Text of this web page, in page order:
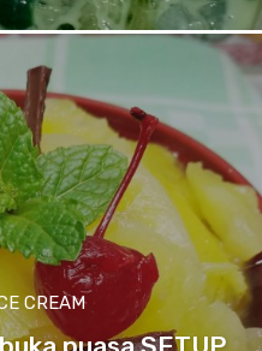
CREAM